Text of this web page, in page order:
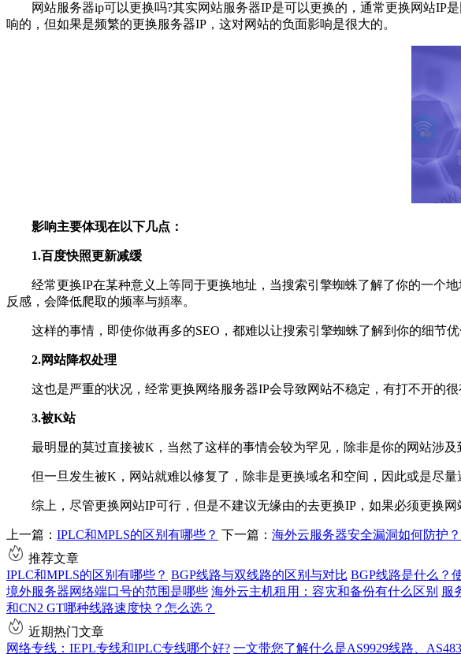
网站服务器ip可以更换吗?其实网站服务器IP是可以更换的，通常更换网站IP
响的，但如果是频繁的更换服务器IP，这对网站的负面影响是很大的。
影响主要体现在以下几点：
1.百度快照更新减缓
经常更换IP在某种意义上等同于更换地址，当搜索引擎蜘蛛了解了你的一个地
反感，会降低爬取的频率与頻率。
这样的事情，即使你做再多的SEO，都难以让搜索引擎蜘蛛了解到你的细节优
2.网站降权处理
这也是严重的状况，经常更换网络服务器IP会导致网站不稳定，有打不开的很
3.被K站
最明显的莫过直接被K，当然了这样的事情会较为罕见，除非是你的网站涉及
但一旦发生被K，网站就难以修复了，除非是更换域名和空间，因此或是尽量
综上，尽管更换网站IP可行，但是不建议无缘由的去更换IP，如果必须更换网
上一篇： IPLC和MPLS的区别有哪些？ 下一篇： 海外云服务器安全漏洞如何防护
推荐文章
IPLC和MPLS的区别有哪些？ BGP线路与双线路的区别与对比 BGP线路是什么？
境外服务器网络端口号的范围是哪些 海外云主机租用：容灾和备份有什么区别 服
和CN2 GT哪种线路速度快？怎么选？
近期热门文章
网络专线：IEPL专线和IPLC专线哪个好? 一文带您了解什么是AS9929线路、